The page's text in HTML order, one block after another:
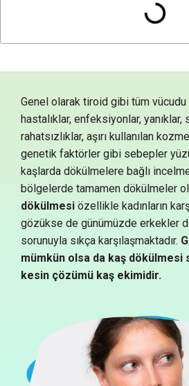
Genel olarak tiroid gibi tüm
hastalıklar, enfeksiyonlar,
rahatsızlıklar, aşırı kullanılan
genetik faktörler gibi sebepler
kaşlarda dökülmelere bağlı
bölgelerde tamamen dökülmeler
dökülmesi özellikle kadınların
gözükse de günümüzde erkekler
sorunuyla sıkça karşılaşmaktadır.
mümkün olsa da kaş dökülmesi
kesin çözümü kaş ekimidir.